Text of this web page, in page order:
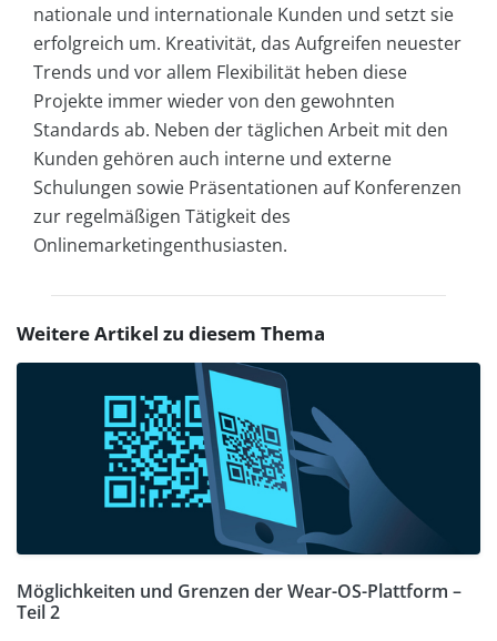
nationale und internationale Kunden und setzt sie
erfolgreich um. Kreativität, das Aufgreifen neuester
Trends und vor allem Flexibilität heben diese
Projekte immer wieder von den gewohnten
Standards ab. Neben der täglichen Arbeit mit den
Kunden gehören auch interne und externe
Schulungen sowie Präsentationen auf Konferenzen
zur regelmäßigen Tätigkeit des
Onlinemarketingenthusiasten.
Weitere Artikel zu diesem Thema
Möglichkeiten und Grenzen der Wear-OS-Plattform –
Teil 2